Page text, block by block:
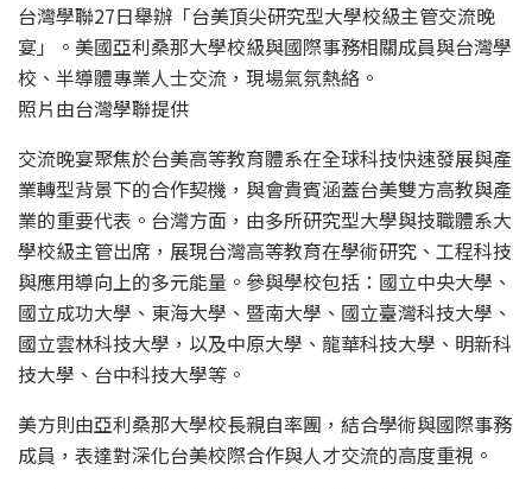
台灣學聯27日舉辦「台美頂尖研究型大學校級主管交流晚
宴」。美國亞利桑那大學校級與國際事務相關成員與台灣學
校、半導體專業人士交流，現場氣氛熱絡。
照片由台灣學聯提供
交流晚宴聚焦於台美高等教育體系在全球科技快速發展與產
業轉型背景下的合作契機，與會貴賓涵蓋台美雙方高教與產
業的重要代表。台灣方面，由多所研究型大學與技職體系大
學校級主管出席，展現台灣高等教育在學術研究、工程科技
與應用導向上的多元能量。參與學校包括：國立中央大學、
國立成功大學、東海大學、暨南大學、國立臺灣科技大學、
國立雲林科技大學，以及中原大學、龍華科技大學、明新科
技大學、台中科技大學等。
美方則由亞利桑那大學校長親自率團，結合學術與國際事務
成員，表達對深化台美校際合作與人才交流的高度重視。